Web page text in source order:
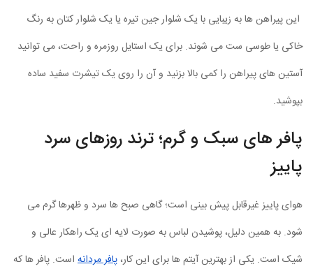
این پیراهن ها به زیبایی با یک شلوار جین تیره یا یک شلوار کتان به رنگ
خاکی یا طوسی ست می شوند. برای یک استایل روزمره و راحت، می توانید
آستین های پیراهن را کمی بالا بزنید و آن را روی یک تیشرت سفید ساده
بپوشید.
پافر های سبک و گرم؛ ترند روزهای سرد
پاییز
هوای پاییز غیرقابل پیش بینی است؛ گاهی صبح ها سرد و ظهرها گرم می
شود. به همین دلیل، پوشیدن لباس به صورت لایه ای یک راهکار عالی و
شیک است. یکی از بهترین آیتم ها برای این کار، پافر مردانه است. پافر ها که